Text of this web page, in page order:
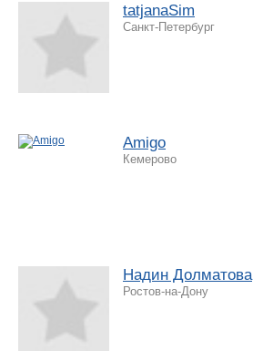
tatjanaSim
Санкт-Петербург
Amigo
Кемерово
Надин Долматова
Ростов-на-Дону